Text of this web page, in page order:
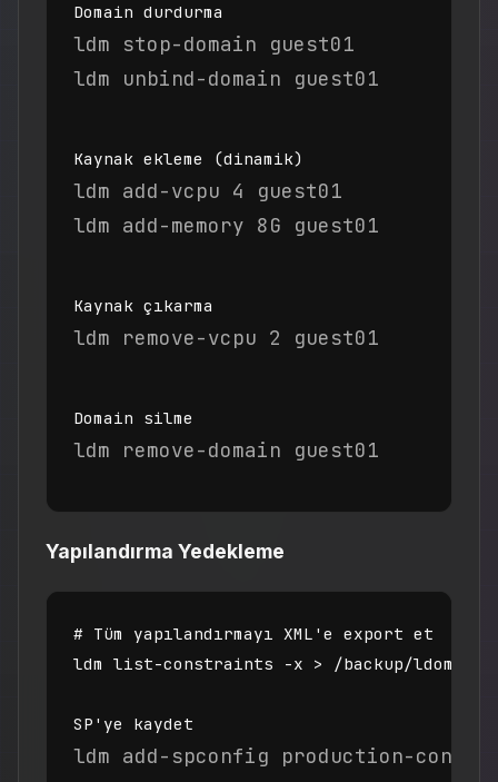
Domain durdurma
ldm stop-domain guest01
ldm unbind-domain guest01
Kaynak ekleme (dinamik)
ldm add-vcpu 4 guest01
ldm add-memory 8G guest01
Kaynak çıkarma
ldm remove-vcpu 2 guest01
Domain silme
ldm remove-domain guest01
Yapılandırma Yedekleme
# Tüm yapılandırmayı XML'e export et
ldm list-constraints -x > /backup/ldom-
SP'ye kaydet
ldm add-spconfig production-config